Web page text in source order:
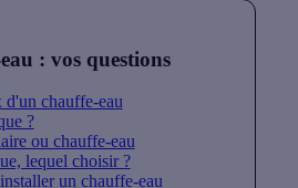
: vos questions
chauffe-eau
?
ou chauffe-eau
lequel choisir ?
un chauffe-eau